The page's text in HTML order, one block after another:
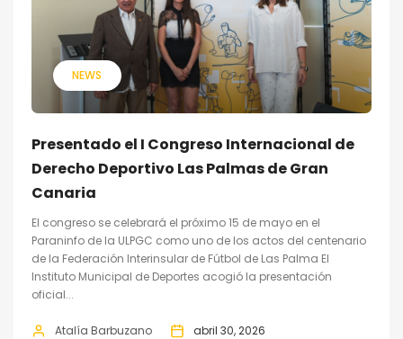
NEWS
Presentado el I Congreso Internacional de
Derecho Deportivo Las Palmas de Gran
Canaria
El congreso se celebrará el próximo 15 de mayo en el
Paraninfo de la ULPGC como uno de los actos del centenario
de la Federación Interinsular de Fútbol de Las Palma El
Instituto Municipal de Deportes acogió la presentación
oficial...
Atalía Barbuzano
abril 30, 2026